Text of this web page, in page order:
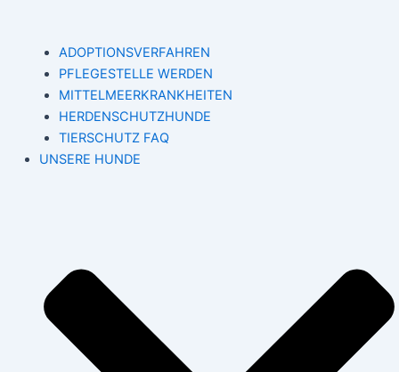
ADOPTIONSVERFAHREN
PFLEGESTELLE WERDEN
MITTELMEERKRANKHEITEN
HERDENSCHUTZHUNDE
TIERSCHUTZ FAQ
UNSERE HUNDE